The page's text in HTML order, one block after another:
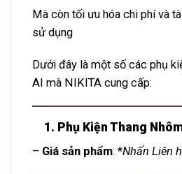
Mà còn tối ưu hóa chi phí và
sử dụng
Dưới đây là một số các phụ
AI mà NIKITA cung cấp:
1. Phụ Kiện Thang
– Giá sản phẩm: *Nhấn Liên